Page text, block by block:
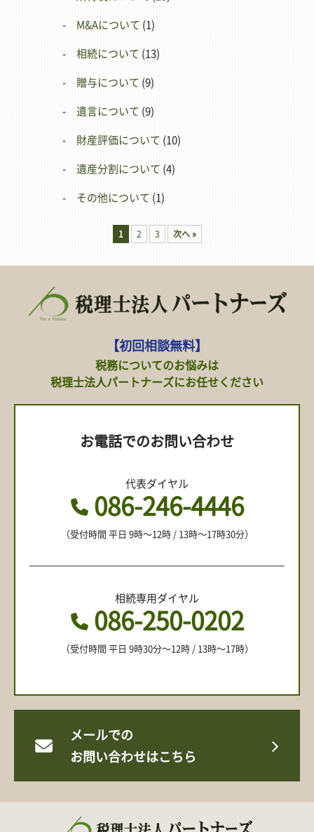
M&Aについて (1)
相続について (13)
贈与について (9)
遺言について (9)
財産評価について (10)
遺産分割について (4)
その他について (1)
1 2 3 次へ »
【初回相談無料】
税務についてのお悩みは
税理士法人パートナーズにお任せください
お電話でのお問い合わせ
代表ダイヤル
086-246-4446
（受付時間 平日 9時〜12時 / 13時〜17時30分）
相続専用ダイヤル
086-250-0202
（受付時間 平日 9時30分〜12時 / 13時〜17時）
メールでの
お問い合わせはこちら